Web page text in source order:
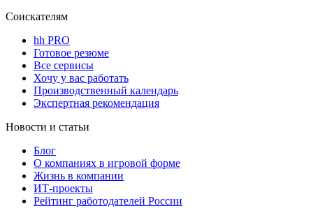
Соискателям
hh PRO
Готовое резюме
Все сервисы
Хочу у вас работать
Производственный календарь
Экспертная рекомендация
Новости и статьи
Блог
О компаниях в игровой форме
Жизнь в компании
ИТ-проекты
Рейтинг работодателей России